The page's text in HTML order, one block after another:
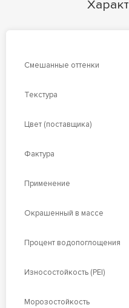
Смешанные оттенки
Текстура
Цвет (поставщика)
Фактура
Применение
Окрашенный в массе
Процент водопоглощения
Износостойкость (PEI)
Морозостойкость